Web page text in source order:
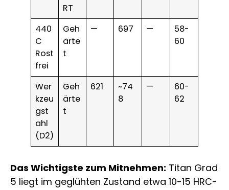
RT
440
C
Rost
frei
Geh
ärte
t
— 697 —
58-
60
Wer
kzeu
gst
ahl
(D2)
Geh
ärte
t
621
~74
8
—
60-
62
Das Wichtigste zum Mitnehmen: Titan Grad
5 liegt im geglühten Zustand etwa 10-15 HRC-